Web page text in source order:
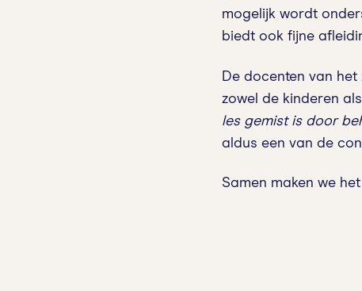
mogelijk wordt
biedt ook fijne
De docenten van
zowel de kinderen
les gemist is door
aldus een van de
Samen maken we